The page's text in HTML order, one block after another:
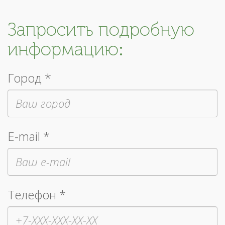
Запросить подробную
информацию:
Город *
E-mail *
Телефон *